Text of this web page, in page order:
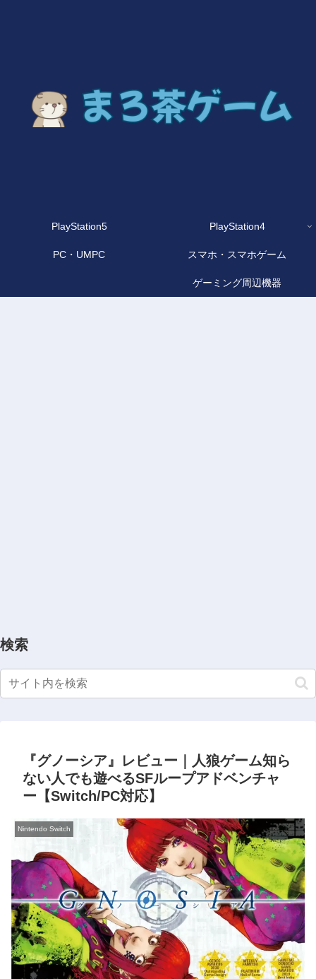
PlayStation5 PlayStation4
PC・UMPC スマホ・スマホゲーム
ゲーミング周辺機器
検索
『グノーシア』レビュー｜人狼ゲーム知ら
ない人でも遊べるSFループアドベンチャ
ー【Switch/PC対応】
Nintendo Switch